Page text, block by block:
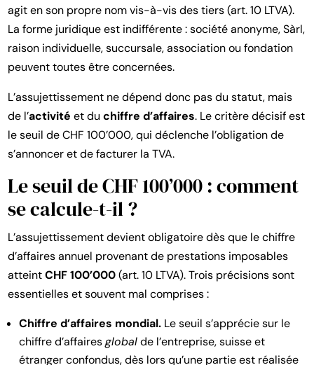
agit en son propre nom vis-à-vis des tiers (art. 10 LTVA).
La forme juridique est indifférente : société anonyme, Sàrl,
raison individuelle, succursale, association ou fondation
peuvent toutes être concernées.
L’assujettissement ne dépend donc pas du statut, mais
de l’activité et duchiffre d’affaires. Le critère décisif est
le seuil de CHF 100’000, qui déclenche l’obligation de
s’annoncer et de facturer la TVA.
Le seuil de CHF 100’000 : comment
se calcule-t-il ?
L’assujettissement devient obligatoire dès que le chiffre
d’affaires annuel provenant de prestations imposables
atteintCHF 100’000(art. 10 LTVA). Trois précisions sont
essentielles et souvent mal comprises :
Chiffre d’affaires mondial. Le seuil s’apprécie sur le
chiffre d’affairesglobalde l’entreprise, suisse et
étranger confondus, dès lors qu’une partie est réalisée